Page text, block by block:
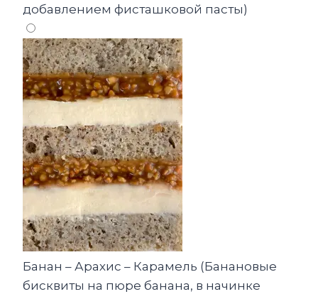
добавлением фисташковой пасты)
Банан – Арахис – Карамель (Банановые
бисквиты на пюре банана, в начинке